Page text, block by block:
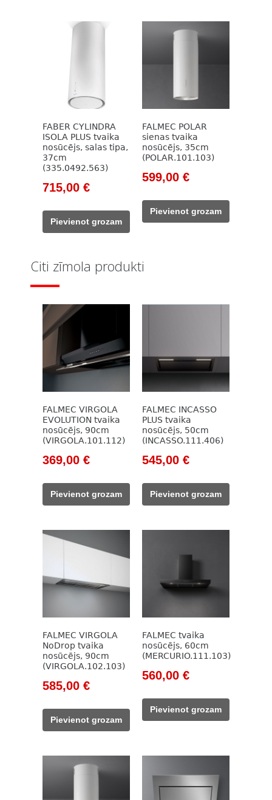
FABER CYLINDRA
ISOLA PLUS tvaika
nosūcējs, salas tipa,
37cm
(335.0492.563)
Original
was:
1
715,00 €Current
715,00 €.
Pievienot grozam
FALMEC POLAR
sienas tvaika
nosūcējs, 35cm
(POLAR.101.103)
Original
was:
961,00 €.
599,00 €Current
599,00 €.
Pievienot grozam
Citi zīmola produkti
FALMEC VIRGOLA
EVOLUTION tvaika
nosūcējs, 90cm
(VIRGOLA.101.112)
Original
was:
647,00 €.
369,00 €Current
369,00 €.
Pievienot grozam
FALMEC INCASSO
PLUS tvaika
nosūcējs, 50cm
(INCASSO.111.406)
Original
was:
918,00 €.
545,00 €Current
545,00 €.
Pievienot grozam
FALMEC VIRGOLA
NoDrop tvaika
nosūcējs, 90cm
(VIRGOLA.102.103)
Original
was:
949,00 €.
585,00 €Current
585,00 €.
Pievienot grozam
FALMEC tvaika
nosūcējs, 60cm
(MERCURIO.111.103)
Original
was:
605,00 €.
560,00 €Current
560,00 €.
Pievienot grozam